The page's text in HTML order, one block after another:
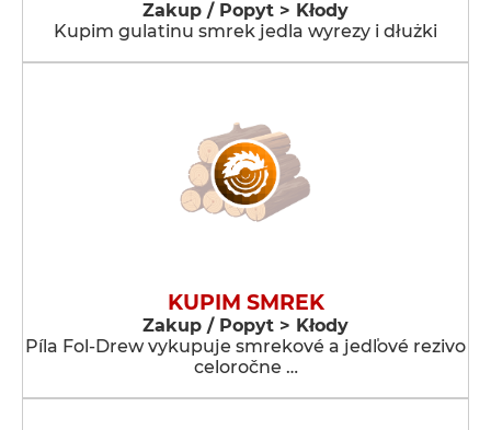
Zakup / Popyt > Kłody
Kupim gulatinu smrek jedla wyrezy i dłużki
KUPIM SMREK
Zakup / Popyt > Kłody
Píla Fol-Drew vykupuje smrekové a jedľové rezivo
celoročne …